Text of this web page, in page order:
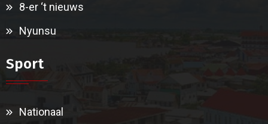
8-er ‘t nieuws
Nyunsu
Sport
Nationaal